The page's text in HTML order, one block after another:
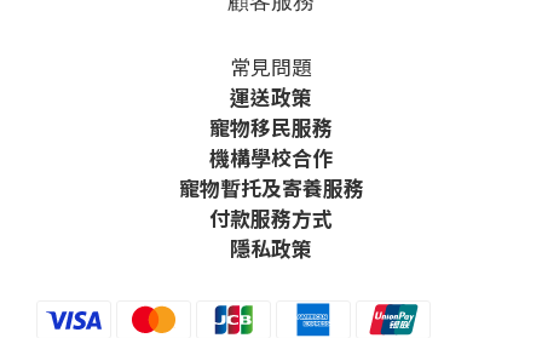
常見問題
運送政策
寵物移民服務
機構學校合作
寵物暫托及寄養服務
付款服務方式
隱私政策